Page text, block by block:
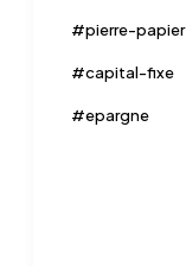
#pierre-papier
#capital-fixe
#epargne